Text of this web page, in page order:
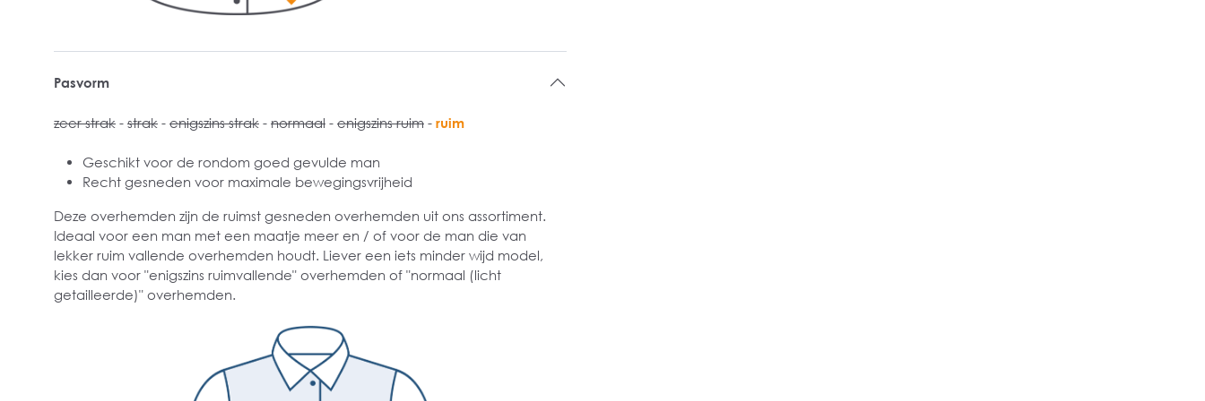
Pasvorm
zeer strak - strak - enigszins strak - normaal - enigszins ruim - ruim
Geschikt voor de rondom goed gevulde man
Recht gesneden voor maximale bewegingsvrijheid
Deze overhemden zijn de ruimst gesneden overhemden uit ons assortiment.
Ideaal voor een man met een maatje meer en / of voor de man die van
lekker ruim vallende overhemden houdt. Liever een iets minder wijd model,
kies dan voor "enigszins ruimvallende" overhemden of "normaal (licht
getailleerde)" overhemden.